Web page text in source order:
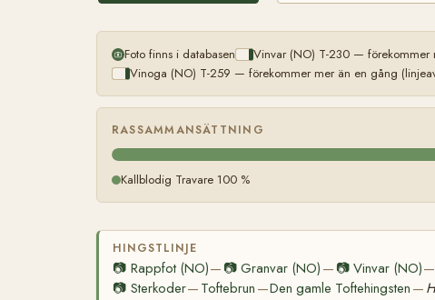
Foto finns i databasen Vinvar (NO) T-230 — förekommer
Vinoga (NO) T-259 — förekommer mer än en gång
RASSAMMANSÄTTNING
Kallblodig Travare 100 %
HINGSTLINJE
📷 Rappfot (NO)— 📷Granvar (NO) — 📷 Vinvar (NO)—
📷 Sterkoder— Toftebrun —Den gamle Toftehingsten —